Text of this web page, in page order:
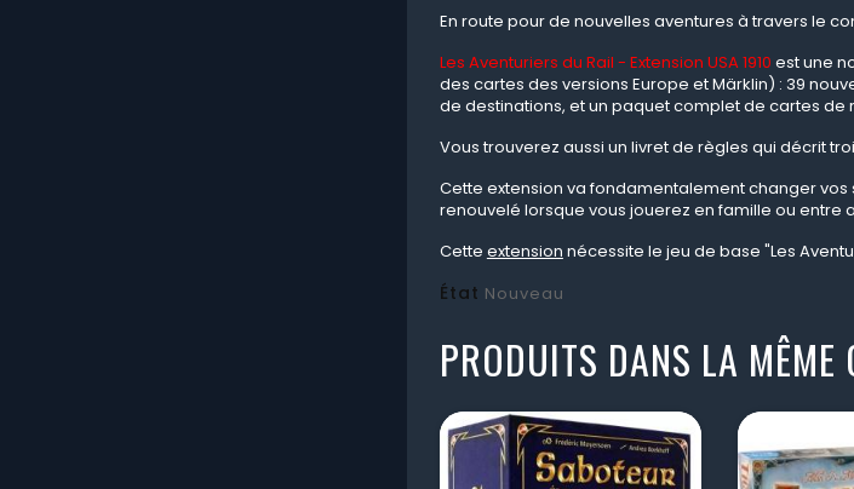
En route pour de nouvelles aventures à travers le
Les Aventuriers du Rail - Extension USA 1910 est une
des cartes des versions Europe et Märklin) : 39
de destinations, et un paquet complet de cartes de
Vous trouverez aussi un livret de règles qui décrit
Cette extension va fondamentalement changer
renouvelé lorsque vous jouerez en famille ou entre
Cette extension nécessite le jeu de base "Les
État Nouveau
PRODUITS DANS LA MÊME